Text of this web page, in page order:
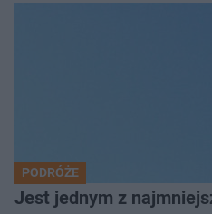
PODRÓŻE
Jest jednym z